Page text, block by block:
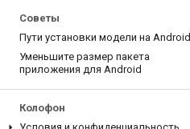
Советы
Пути установки модели на Android
Уменьшите размер пакета
приложения для Android
Колофон